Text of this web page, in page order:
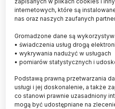
Fot. Adobe Stock
internetowych, które są
nas oraz naszych zaufanych
Gromadzone dane są
• świadczenia usług drogą
• wykrywania nadużyć w usługach
• pomiarów statystycznych i
Podstawą prawną przetwarzania
usługi i jej doskonalenie, a także
co stanowi prawnie uzasadniony
mogą być udostępniane na